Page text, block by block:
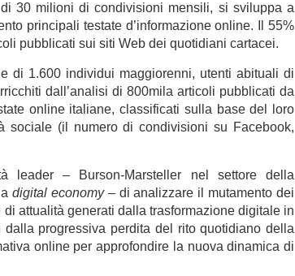
30 milioni di condivisioni mensili, si sviluppa a
principali testate d’informazione online. Il 55%
pubblicati sui siti Web dei quotidiani cartacei.
di 1.600 individui maggiorenni, utenti abituali di
dall’analisi di 800mila articoli pubblicati da
online italiane, classificati sulla base del loro
sociale (il numero di condivisioni su Facebook,
leader – Burson-Marsteller nel settore della
digital economy– di analizzare il mutamento dei
attualità generati dalla trasformazione digitale in
progressiva perdita del rito quotidiano della
online per approfondire la nuova dinamica di